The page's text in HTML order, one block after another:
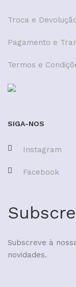
Troca e
Pagamento e
Termos e
SIGA-NOS
Instagram
Facebook
Subscreve à
novidades.